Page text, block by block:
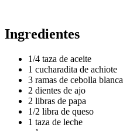
Ingredientes
1/4 taza de aceite
1 cucharadita de achiote
3 ramas de cebolla blanca
2 dientes de ajo
2 libras de papa
1/2 libra de queso
1 taza de leche